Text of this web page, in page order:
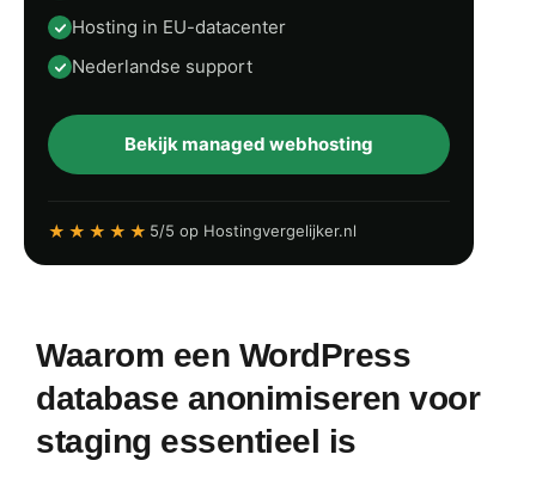
Hosting in EU-datacenter
Nederlandse support
Bekijk managed webhosting
★★★★★ 5/5 op Hostingvergelijker.nl
Waarom een WordPress
database anonimiseren voor
staging essentieel is